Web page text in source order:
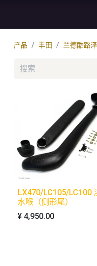
产品 丰田 兰德酷路泽
LX470/LC105/LC100
水喉（侧形尾）
¥ 4,950.00